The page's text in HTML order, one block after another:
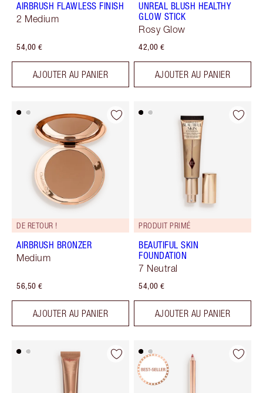
AIRBRUSH FLAWLESS FINISH
2 Medium
54,00 €
AJOUTER AU PANIER
UNREAL BLUSH HEALTHY
GLOW STICK
Rosy Glow
42,00 €
AJOUTER AU PANIER
DE RETOUR !
AIRBRUSH BRONZER
Medium
56,50 €
AJOUTER AU PANIER
PRODUIT PRIMÉ
BEAUTIFUL SKIN
FOUNDATION
7 Neutral
54,00 €
AJOUTER AU PANIER